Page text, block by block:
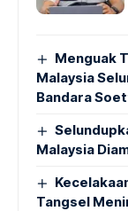
Menguak
Malaysia
Bandara
Malaysia
Tangsel